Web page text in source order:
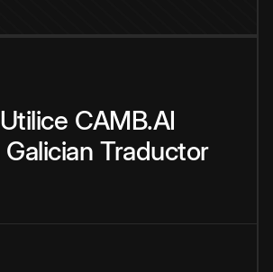
Utilice CAMB.AI
Galician Traductor